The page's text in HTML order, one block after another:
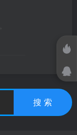
搜 索